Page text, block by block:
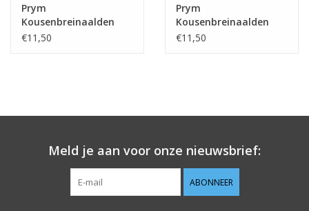
Prym
Kousenbreinaalden
ergonomisch Carbon
€11,50
Prym
Kousenbreinaalden
ergonomics 3,0 mm 15
€11,50
Meld je aan voor onze nieuwsbrief:
ABONNEER